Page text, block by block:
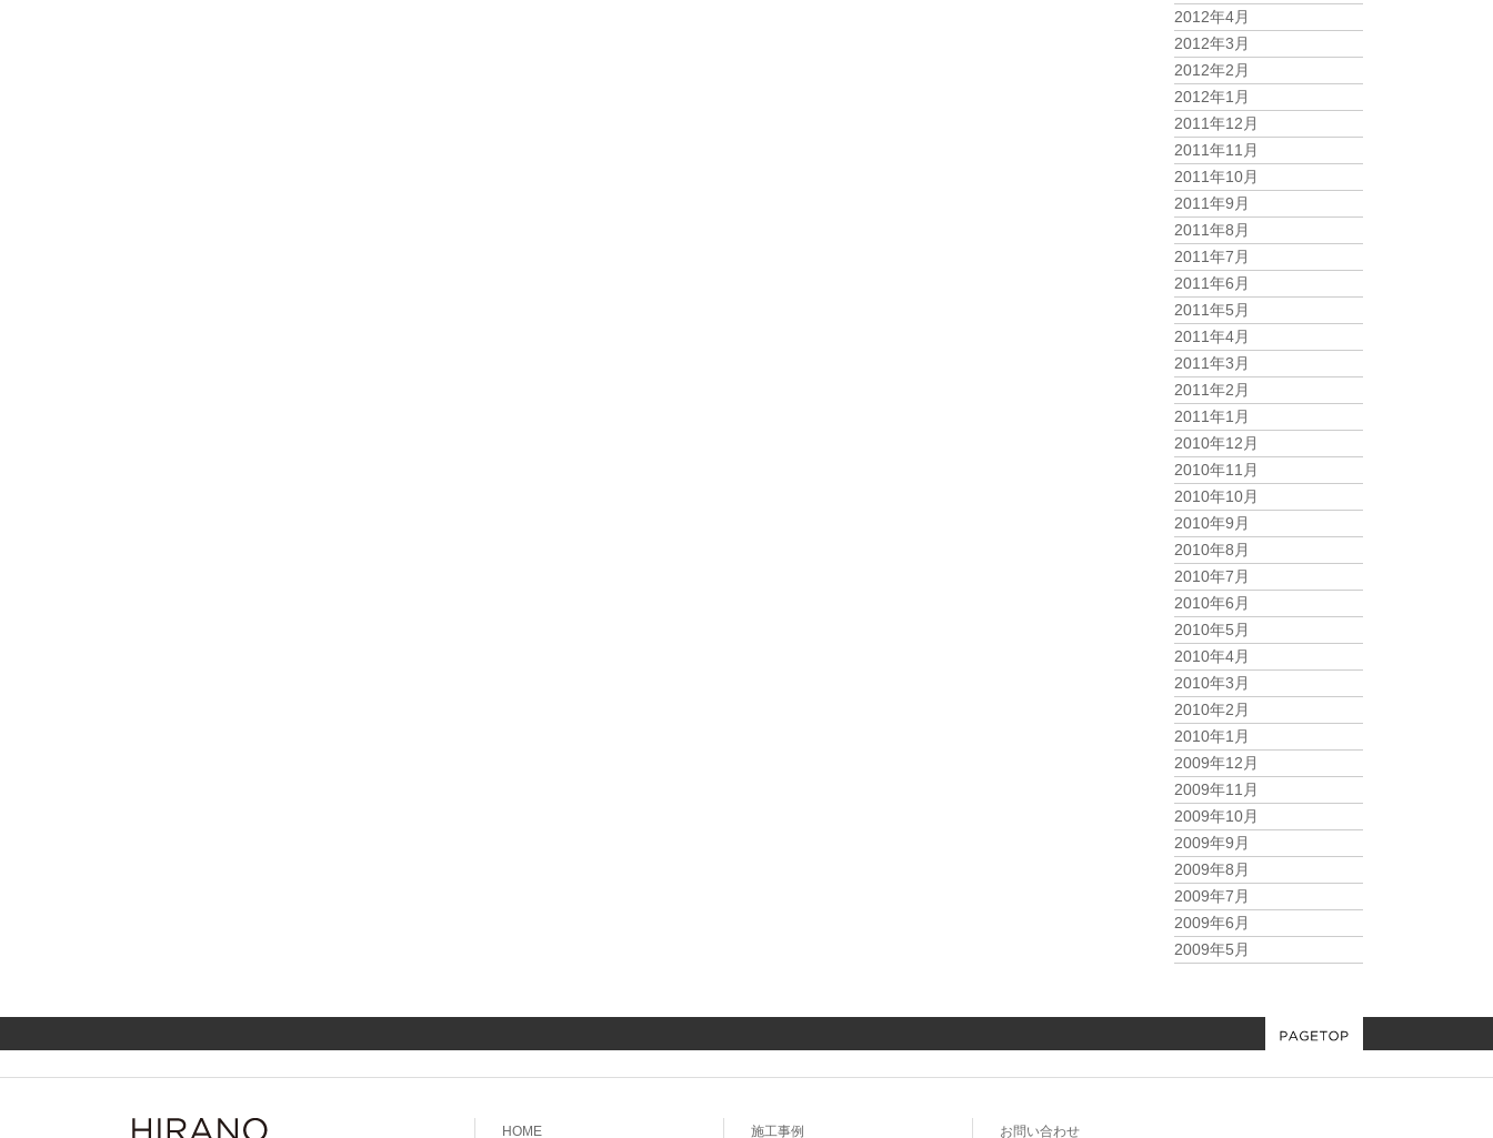
2012年4月
2012年3月
2012年2月
2012年1月
2011年12月
2011年11月
2011年10月
2011年9月
2011年8月
2011年7月
2011年6月
2011年5月
2011年4月
2011年3月
2011年2月
2011年1月
2010年12月
2010年11月
2010年10月
2010年9月
2010年8月
2010年7月
2010年6月
2010年5月
2010年4月
2010年3月
2010年2月
2010年1月
2009年12月
2009年11月
2009年10月
2009年9月
2009年8月
2009年7月
2009年6月
2009年5月
HOME 施工事例 お問い合わせ